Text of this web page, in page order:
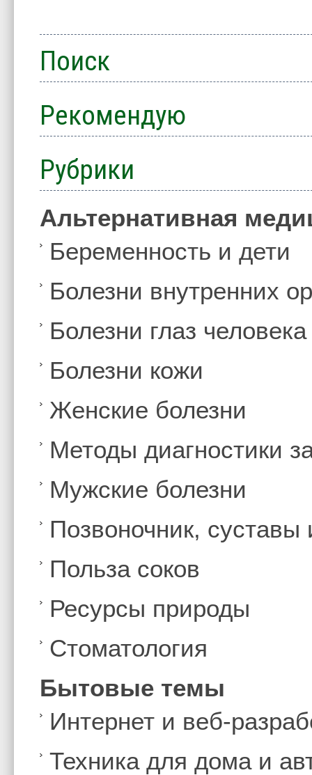
Поиск
Рекомендую
Рубрики
Альтернативная
Беременность и дети
Болезни внутренних
Болезни глаз человека
Болезни кожи
Женские болезни
Методы диагностики
Мужские болезни
Позвоночник,
Польза соков
Ресурсы природы
Стоматология
Бытовые темы
Интернет и веб-
Техника для дома и